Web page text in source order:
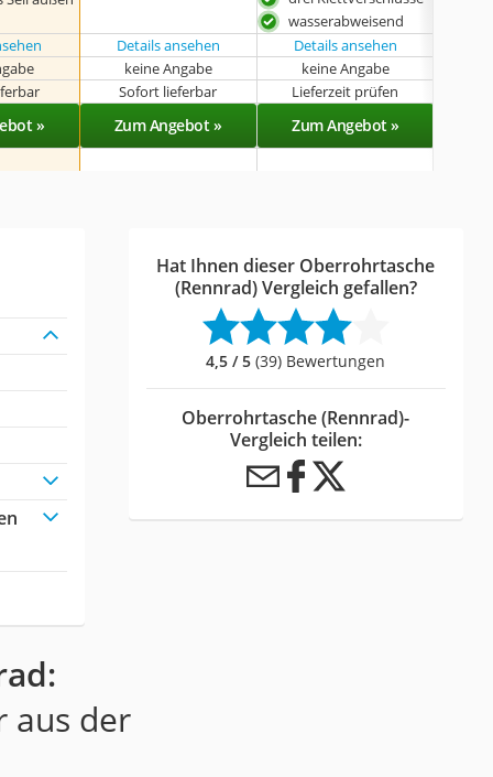
wasserabweisend
Details ansehen
Details ansehen
keine Angabe
keine Angabe
Sofort lieferbar Lieferzeit prüfen
» Zum Angebot » Zum Angebot »
Hat Ihnen dieser Oberrohrtasche
(Rennrad) Vergleich gefallen?
4,5 / 5 (39) Bewertungen
Oberrohrtasche (Rennrad)-
Vergleich teilen:
aus der